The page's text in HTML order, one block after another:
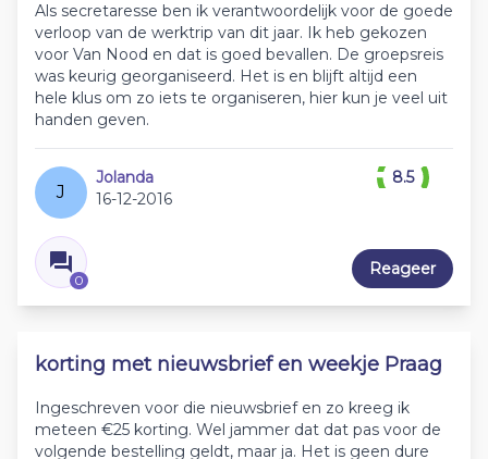
Als secretaresse ben ik verantwoordelijk voor de goede
verloop van de werktrip van dit jaar. Ik heb gekozen
voor Van Nood en dat is goed bevallen. De groepsreis
was keurig georganiseerd. Het is en blijft altijd een
hele klus om zo iets te organiseren, hier kun je veel uit
handen geven.
J
Jolanda
16-12-2016
0
8.5
Reageer
korting met nieuwsbrief en weekje Praag
Ingeschreven voor die nieuwsbrief en zo kreeg ik
meteen €25 korting. Wel jammer dat dat pas voor de
volgende bestelling geldt, maar ja. Het is geen dure